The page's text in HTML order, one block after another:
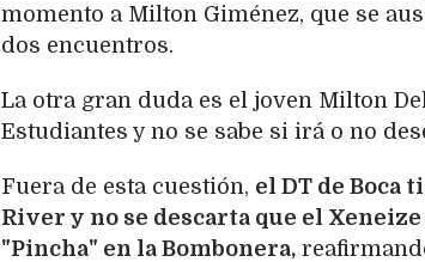
momento a Milton Giménez, que se
dos encuentros.
La otra gran duda es el joven Milton
Estudiantes y no se sabe si irá o no
Fuera de esta cuestión, el DT de Boca
River y no se descarta que el
"Pincha" en la Bombonera,